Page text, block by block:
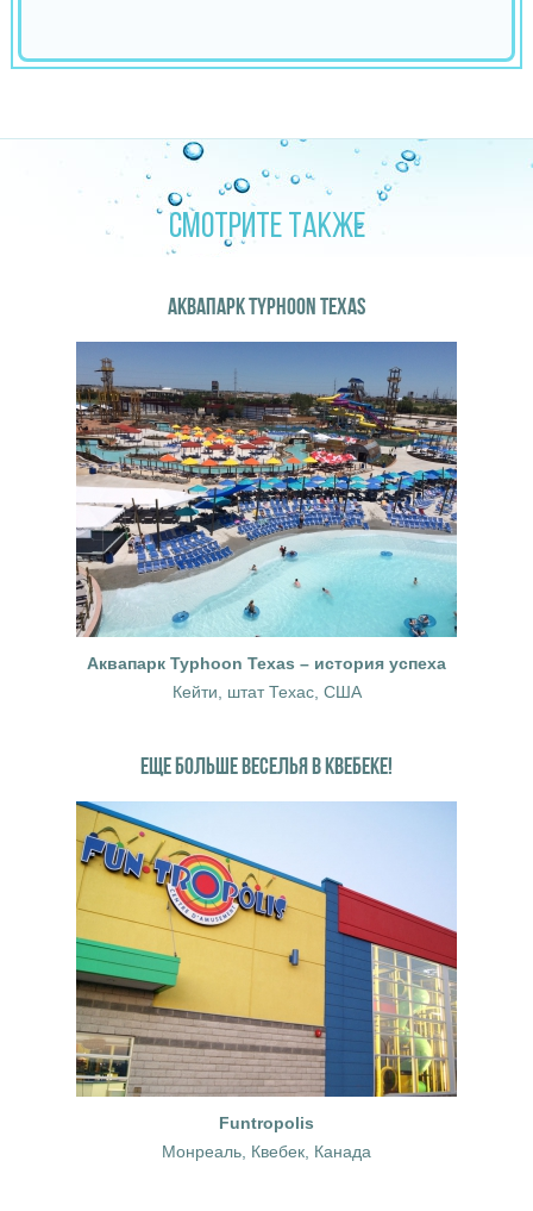
СМОТРИТЕ ТАКЖЕ
АКВАПАРК TYPHOON TEXAS
Аквапарк Typhoon Texas – история успеха
Кейти, штат Техас, США
ЕЩЕ БОЛЬШЕ ВЕСЕЛЬЯ В КВЕБЕКЕ!
Funtropolis
Монреаль, Квебек, Канада